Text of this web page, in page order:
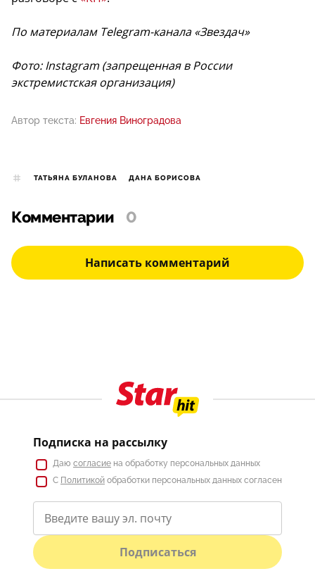
По материалам Telegram-канала «Звездач»
Фото: Instagram (запрещенная в России
экстремистская организация)
Автор текста: Евгения Виноградова
ТАТЬЯНА БУЛАНОВА ДАНА БОРИСОВА
Комментарии 0
Написать комментарий
Подписка на рассылку
Даю согласие на обработку персональных данных
С Политикой обработки персональных данных согласен
Подписаться